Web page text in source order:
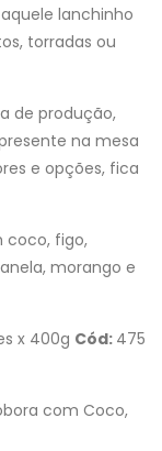
lanchinho
torradas ou
de produção,
na mesa
e opções, fica
coco, figo,
morango e
x 400g Cód: 475
com Coco,